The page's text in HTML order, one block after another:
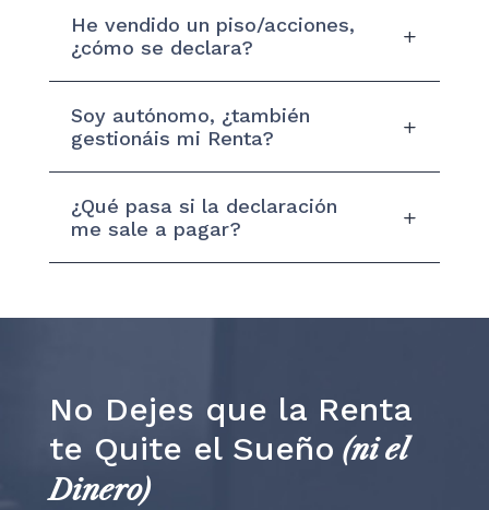
He vendido un piso/acciones,
¿cómo se declara?
Soy autónomo, ¿también
gestionáis mi Renta?
¿Qué pasa si la declaración
me sale a pagar?
No Dejes que la Renta
te Quite el Sueño (ni el
Dinero)